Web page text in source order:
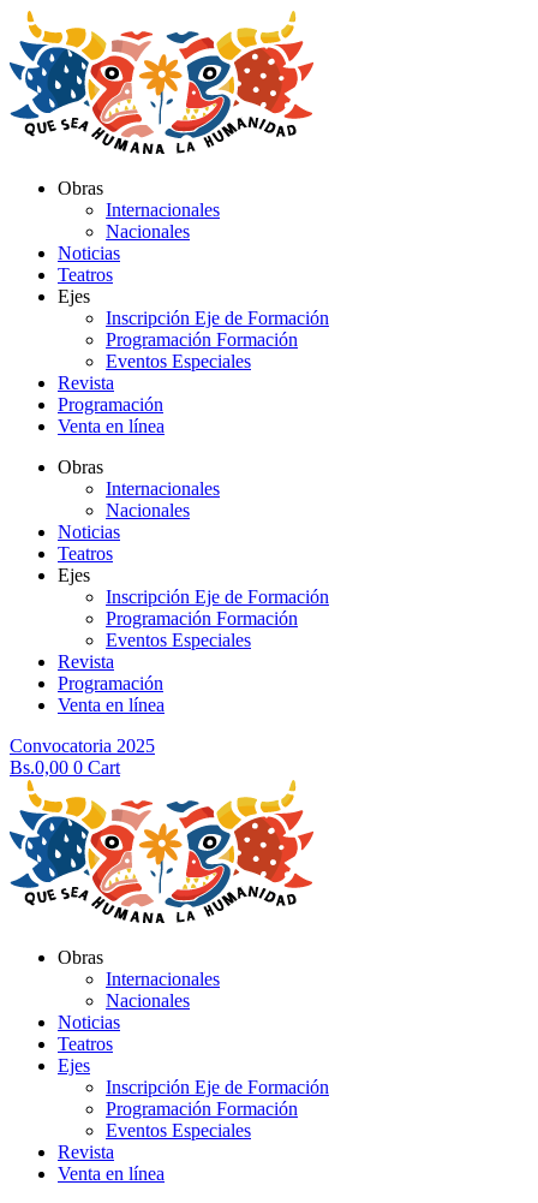
al
contenido
Obras
Internacionales
Nacionales
Noticias
Teatros
Ejes
Inscripción Eje de Formación
Programación Formación
Eventos Especiales
Revista
Programación
Venta en línea
Obras
Internacionales
Nacionales
Noticias
Teatros
Ejes
Inscripción Eje de Formación
Programación Formación
Eventos Especiales
Revista
Programación
Venta en línea
Convocatoria 2025
Bs.0,00 0 Cart
Obras
Internacionales
Nacionales
Noticias
Teatros
Ejes
Inscripción Eje de Formación
Programación Formación
Eventos Especiales
Revista
Venta en línea